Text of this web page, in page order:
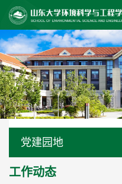
党建园地
工作动态